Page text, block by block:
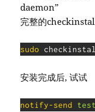
daemon”
完整的
sudo
安装完成后, 试试
notify-send test